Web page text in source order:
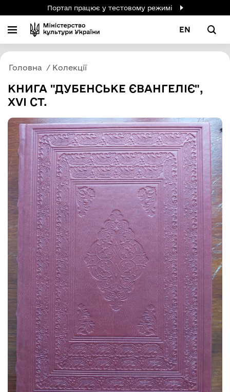
Портал працює у тестовому режимі
EN
Головна Колекції
КНИГА "ДУБЕНСЬКЕ ЄВАНГЕЛІЄ",
XVI СТ.